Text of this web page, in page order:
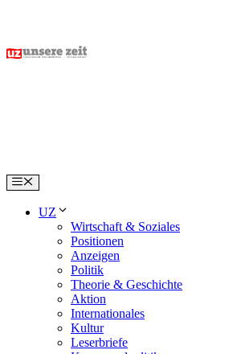
content
Menu
UZ
Wirtschaft & Soziales
Positionen
Anzeigen
Politik
Theorie & Geschichte
Aktion
Internationales
Kultur
Leserbriefe